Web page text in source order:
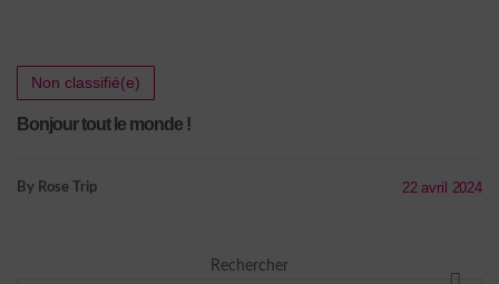
Non classifié(e)
Bonjour tout le monde !
By Rose Trip 22 avril 2024
Rechercher